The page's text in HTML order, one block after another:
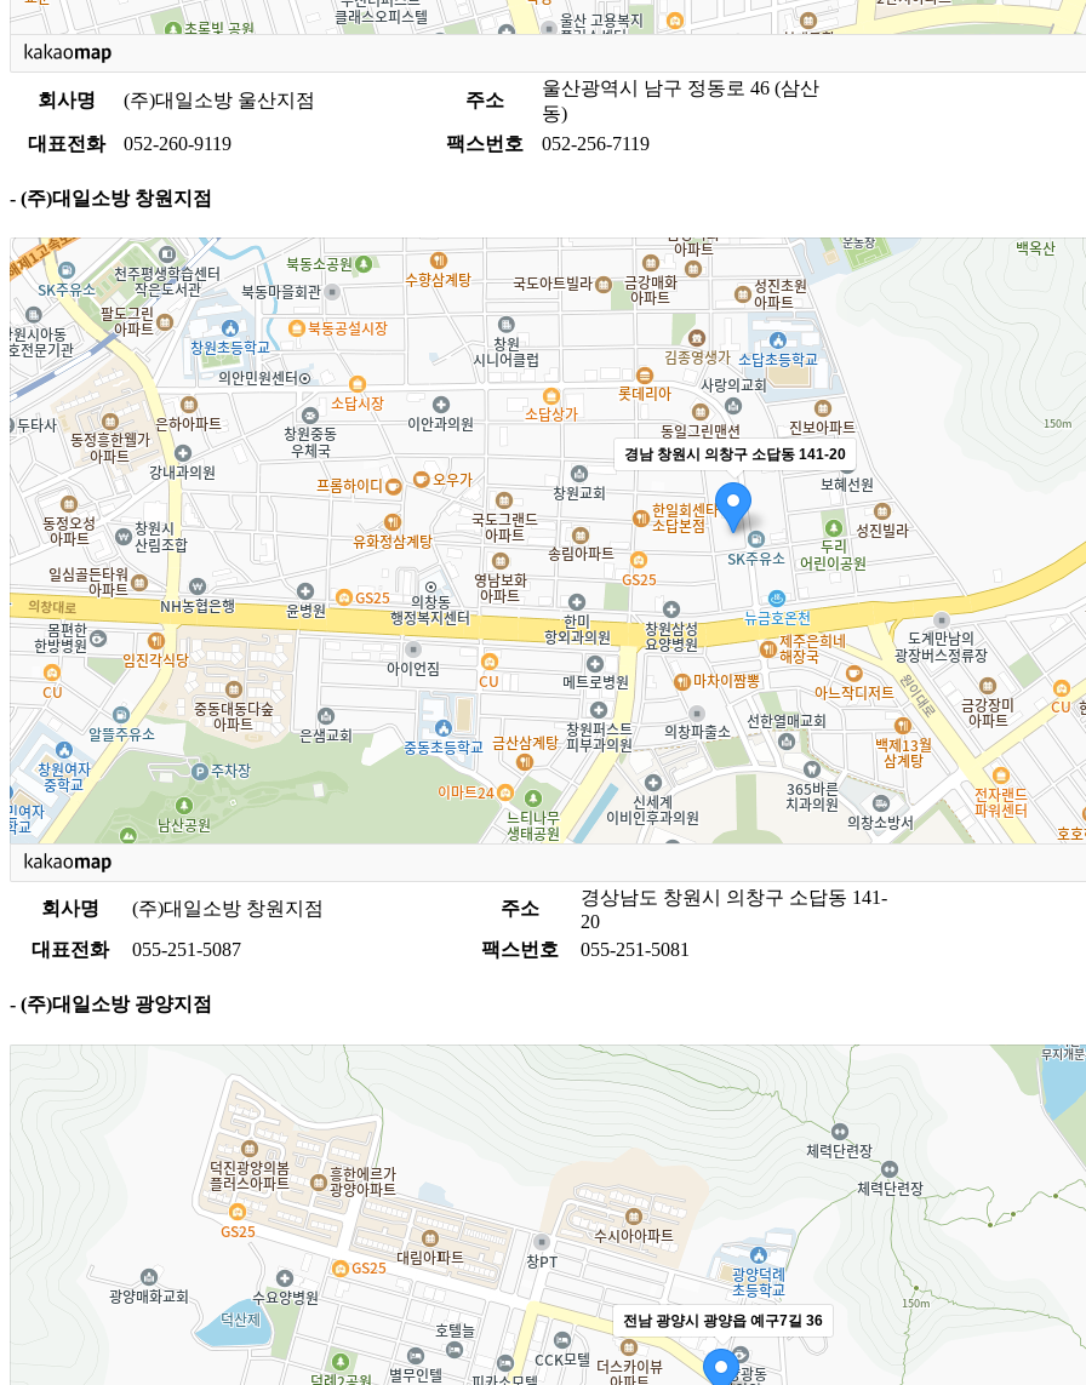
회사명 (주)대일소방 울산지점 주소
울산광역시 남구 정동로 46 (삼산
동)
대표전화
052-260-9119 팩스번호 052-256-7119
- (주)대일소방 창원지점
경남 창원시 의창구 소답동 141-20
회사명 (주)대일소방 창원지점 주소
경상남도 창원시 의창구 소답동 141-
20
대표전화
055-251-5087 팩스번호 055-251-5081
- (주)대일소방 광양지점
전남 광양시 광양읍 예구7길 36